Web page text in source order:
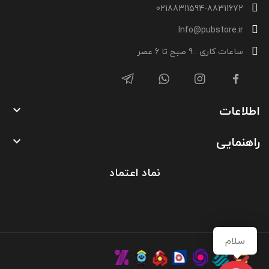
02188311594-88311672
Info@pubstore.ir
ساعات کاری : 9 صبح تا 6 عصر
اطلاعات 
راهنمایی 
نماد اعتماد
سلام